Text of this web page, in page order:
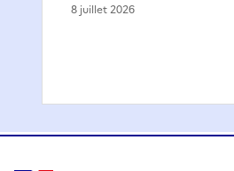
8 juillet 2026